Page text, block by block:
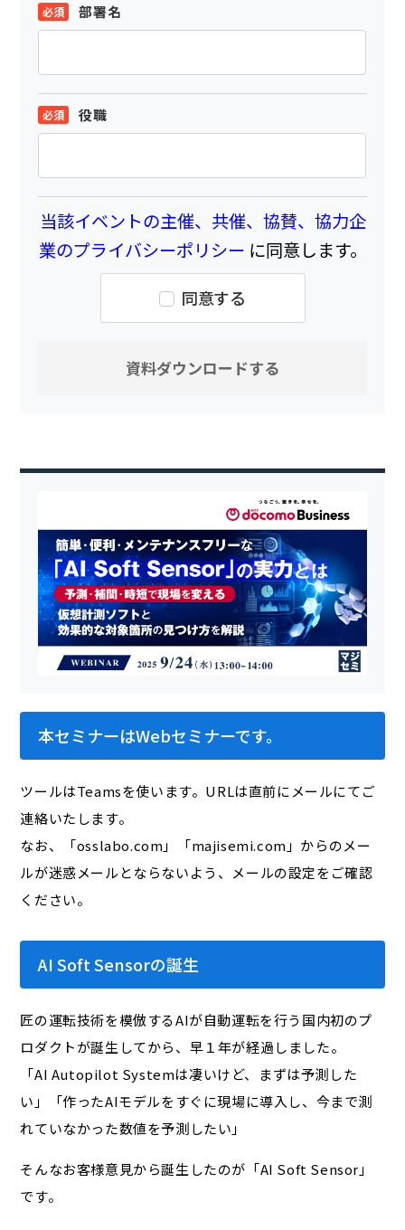
部署名
役職
当該イベントの主催、共催、協賛、協力企
業のプライバシーポリシー に同意します。
同意する
本セミナーはWebセミナーです。
ツールはTeamsを使います。URLは直前にメールにてご
連絡いたします。
なお、「osslabo.com」「majisemi.com」からのメー
ルが迷惑メールとならないよう、メールの設定をご確認
ください。
AI Soft Sensorの誕生
匠の運転技術を模倣するAIが自動運転を行う国内初のプ
ロダクトが誕生してから、早１年が経過しました。
「AI Autopilot Systemは凄いけど、まずは予測した
い」「作ったAIモデルをすぐに現場に導入し、今まで測
れていなかった数値を予測したい」
そんなお客様意見から誕生したのが「AI Soft Sensor」
です。